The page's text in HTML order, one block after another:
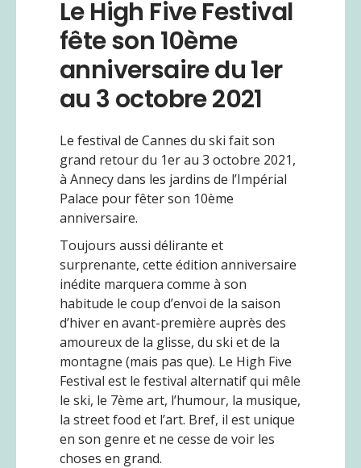
Le High Five Festival
fête son 10ème
anniversaire du 1er
au 3 octobre 2021
Le festival de Cannes du ski fait son
grand retour du 1er au 3 octobre 2021,
à Annecy dans les jardins de l’Impérial
Palace pour fêter son 10ème
anniversaire.
Toujours aussi délirante et
surprenante, cette édition anniversaire
inédite marquera comme à son
habitude le coup d’envoi de la saison
d’hiver en avant-première auprès des
amoureux de la glisse, du ski et de la
montagne (mais pas que). Le High Five
Festival est le festival alternatif qui mêle
le ski, le 7ème art, l’humour, la musique,
la street food et l’art. Bref, il est unique
en son genre et ne cesse de voir les
choses en grand.